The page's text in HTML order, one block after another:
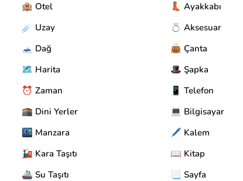
🏨 Otel
☄️ Uzay
🗻 Dağ
🗺️ Harita
⏰ Zaman
🕋 Dini Yerler
🌃 Manzara
🚂 Kara Taşıtı
🚢 Su Taşıtı
👢 Ayakkabı
💍 Aksesuar
👜 Çanta
🎩 Şapka
📱 Telefon
💻 Bilgisayar
🖊️ Kalem
📖 Kitap
📃 Sayfa